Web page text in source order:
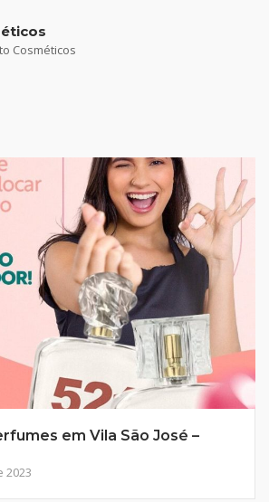
Cosméticos
em Vila São José –
2023